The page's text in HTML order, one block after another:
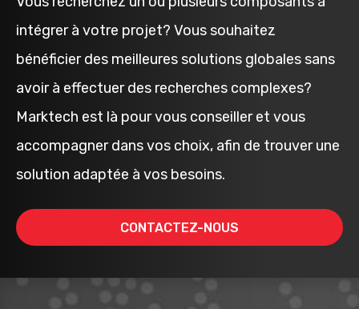
intégrer à votre projet? Vous souhaitez
bénéficier des meilleures solutions globales sans
avoir à effectuer des recherches complexes?
Marktech est là pour vous conseiller et vous
accompagner dans vos choix, afin de trouver une
solution adaptée à vos besoins.
CONTACTEZ-NOUS